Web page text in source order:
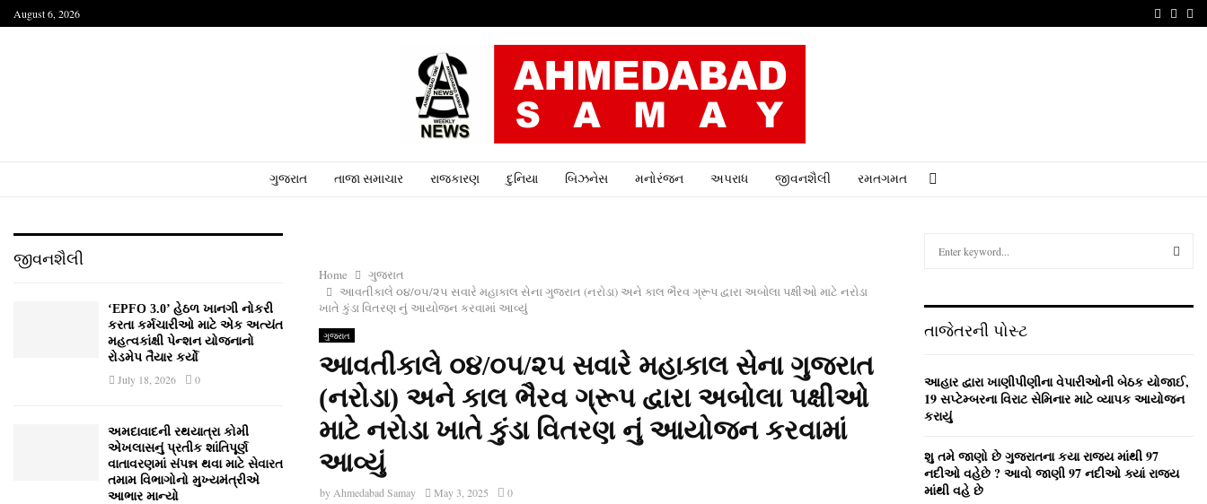
August 6, 2026
ગુજરાત તાજા સમાચાર રાજકારણ દુનિયા બિઝનેસ મનોરંજન અપરાધ જીવનશૈલી રમતગમત
Home
ગુજરાત
આવતીકાલે ૦૪/૦૫/૨૫ સવારે મહાકાલ સેના ગુજરાત (નરોડા) અને કાલ ભૈરવ ગ્રૂપ દ્વારા અબોલા પક્ષીઓ માટે નરોડા
ખાતે કુંડા વિતરણ નું આયોજન કરવામાં આવ્યું
ગુજરાત
આવતીકાલે ૦૪/૦૫/૨૫ સવારે મહાકાલ સેના ગુજરાત
(નરોડા) અને કાલ ભૈરવ ગ્રૂપ દ્વારા અબોલા પક્ષીઓ
માટે નરોડા ખાતે કુંડા વિતરણ નું આયોજન કરવામાં
આવ્યું
by Ahmedabad Samay May 3, 2025 0
જીવનશૈલી
‘EPFO 3.0’ હેઠળ ખાનગી નોકરી
કરતા કર્મચારીઓ માટે એક અત્યંત
મહત્વકાંક્ષી પેન્શન યોજનાનો
રોડમેપ તૈયાર કર્યો
July 18, 2026 0
અમદાવાદની રથયાત્રા કોમી
એખલાસનું પ્રતીક શાંતિપૂર્ણ
વાતાવરણમાં સંપન્ન થવા માટે સેવારત
તમામ વિભાગોનો મુખ્યમંત્રીએ
આભાર માન્યો
h
o
r
:
R
H
તાજેતરની પોસ્ટ
આહાર દ્વારા ખાણીપીણીના વેપારીઓની બેઠક યોજાઈ,
19 સપ્ટેમ્બરના વિરાટ સેમિનાર માટે વ્યાપક આયોજન
કરાયું
શુ તમે જાણો છે ગુજરાતના કયા રાજ્ય માંથી 97
નદીઓ વહેછે ? આવો જાણી 97 નદીઓ ક્યાં રાજ્ય
માંથી વહે છે